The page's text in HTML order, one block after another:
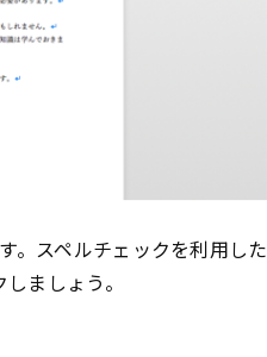
。スペルチェックを利用した
ましょう。